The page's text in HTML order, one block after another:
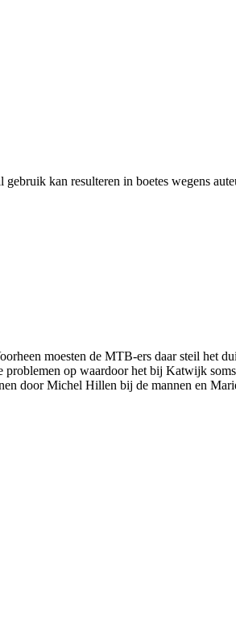
kan resulteren in boetes wegens
moesten de MTB-ers daar steil het
op waardoor het bij Katwijk
door Michel Hillen bij de mannen en